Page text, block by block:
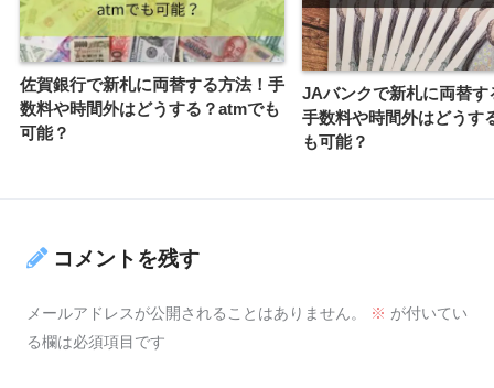
佐賀銀行で新札に両替する方法！手
数料や時間外はどうする？atmでも
可能？
JAバンクで新札に両替す
手数料や時間外はどうす
も可能？
コメントを残す
メールアドレスが公開されることはありません。 ※ が付いてい
る欄は必須項目です